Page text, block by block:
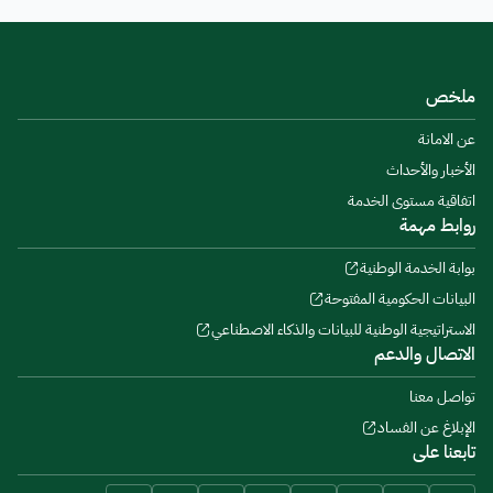
ملخص
عن الامانة
الأخبار والأحداث
اتفاقية مستوى الخدمة
روابط مهمة
بوابة الخدمة الوطنية
البيانات الحكومية المفتوحة
الاستراتيجية الوطنية للبيانات والذكاء الاصطناعي
الاتصال والدعم
تواصل معنا
الإبلاغ عن الفساد
تابعنا على